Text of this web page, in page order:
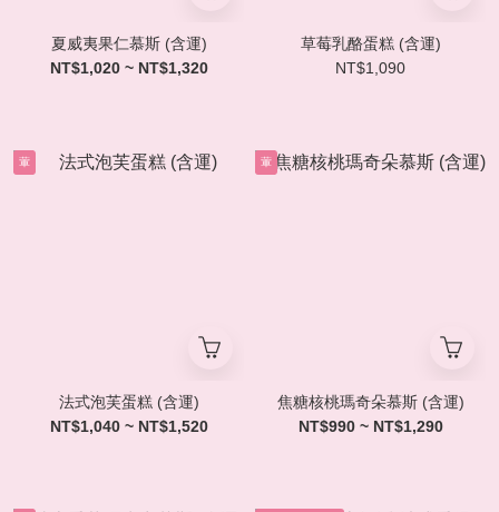
夏威夷果仁慕斯 (含運)
NT$1,020 ~ NT$1,320
草莓乳酪蛋糕 (含運)
NT$1,090
葷
法式泡芙蛋糕 (含運)
NT$1,040 ~ NT$1,520
葷
焦糖核桃瑪奇朵慕斯 (含運)
NT$990 ~ NT$1,290